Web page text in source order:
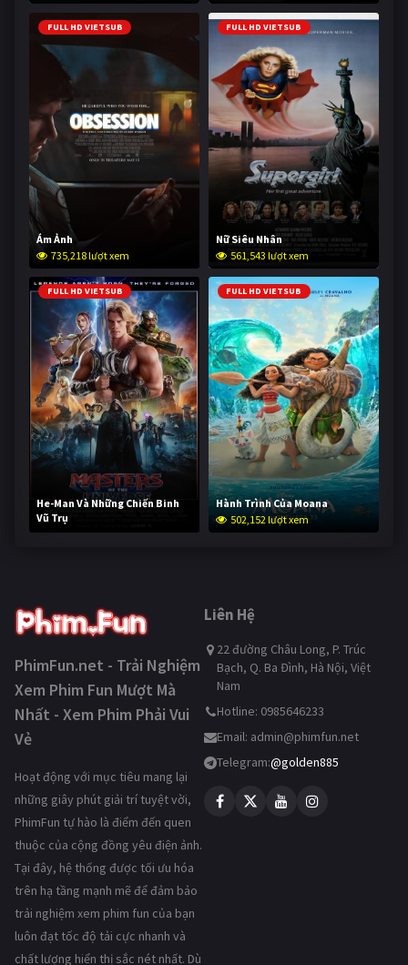
FULL HD VIETSUB
Ám Ảnh
735,218 lượt xem
FULL HD VIETSUB
Nữ Siêu Nhân
561,543 lượt xem
FULL HD VIETSUB
He-Man Và Những Chiến Binh
Vũ Trụ
251,970 lượt xem
FULL HD VIETSUB
Hành Trình Của Moana
502,152 lượt xem
PhimFun.net - Trải Nghiệm
Xem Phim Fun Mượt Mà
Nhất - Xem Phim Phải Vui
Vẻ
Hoạt động với mục tiêu mang lại
những giây phút giải trí tuyệt vời,
PhimFun tự hào là điểm đến quen
thuộc của cộng đồng yêu điện ảnh.
Tại đây, hệ thống được tối ưu hóa
trên hạ tầng mạnh mẽ để đảm bảo
trải nghiệm xem phim fun của bạn
luôn đạt tốc độ tải cực nhanh và
chất lượng hiển thị sắc nét nhất. Dù
Liên Hệ
22 đường Châu Long, P. Trúc
Bạch, Q. Ba Đình, Hà Nội, Việt
Nam
Hotline: 0985646233
Email: admin@phimfun.net
Telegram:@golden885